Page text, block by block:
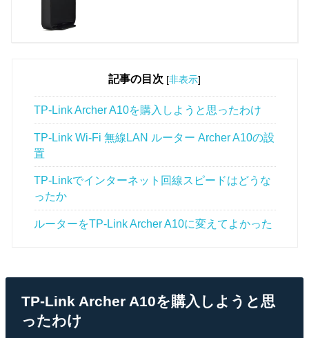
記事の目次 [非表示]
TP-Link Archer A10を購入しようと思ったわけ
TP-Link Wi-Fi 無線LAN ルーター Archer A10の設
置
TP-Linkでインターネット回線スピードはどうな
ったか
ルーターをTP-Link Archer A10に変えてよかった
TP-Link Archer A10を購入しようと思
ったわけ